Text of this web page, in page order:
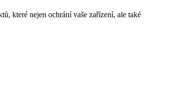
které nejen ochrání vaše zařízení, ale také